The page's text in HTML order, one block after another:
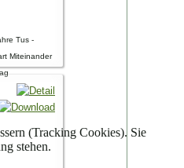
Tus -
Miteinander
(Tracking Cookies). Sie
stehen.